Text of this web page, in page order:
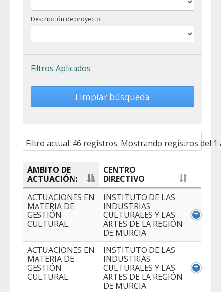
Descripción de proyecto:
Filtros Aplicados
Limpiar búsqueda
Filtro actual: 46 registros. Mostrando registros del 1
ÁMBITO DE
ACTUACIÓN:
CENTRO
DIRECTIVO
ACTUACIONES EN
MATERIA DE
GESTIÓN
CULTURAL
INSTITUTO DE LAS
INDUSTRIAS
CULTURALES Y LAS
ARTES DE LA REGIÓN
DE MURCIA
ACTUACIONES EN
MATERIA DE
GESTIÓN
CULTURAL
INSTITUTO DE LAS
INDUSTRIAS
CULTURALES Y LAS
ARTES DE LA REGIÓN
DE MURCIA